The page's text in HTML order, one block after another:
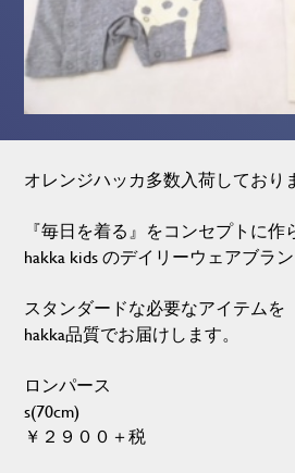
オレンジハッカ多数入荷してお
『毎日を着る』をコンセプトに作
hakka kids のデイリーウェアブラン
スタンダードな必要なアイテムを
hakka品質でお届けします。
ロンパース
s(70cm)
￥２９００＋税